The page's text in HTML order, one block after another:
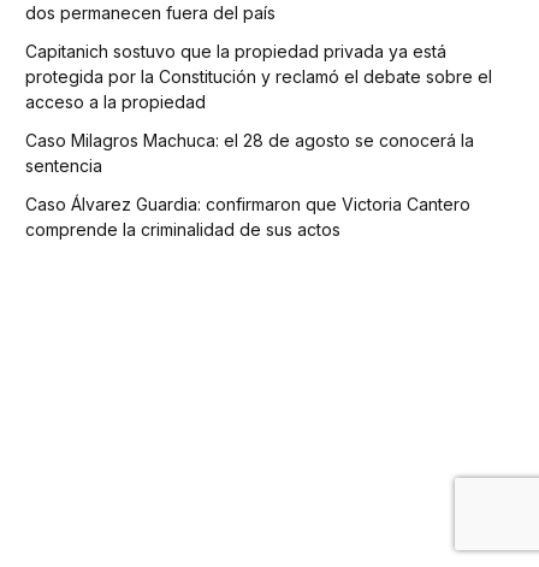
dos permanecen fuera del país
Capitanich sostuvo que la propiedad privada ya está
protegida por la Constitución y reclamó el debate sobre el
acceso a la propiedad
Caso Milagros Machuca: el 28 de agosto se conocerá la
sentencia
Caso Álvarez Guardia: confirmaron que Victoria Cantero
comprende la criminalidad de sus actos